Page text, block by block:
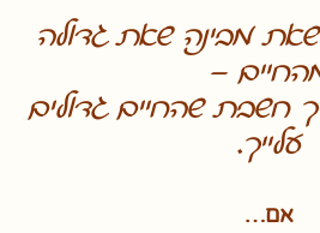
מבינה שאת גדולה
–
חשבת שהחיים גדולים
עלייך.
אם…